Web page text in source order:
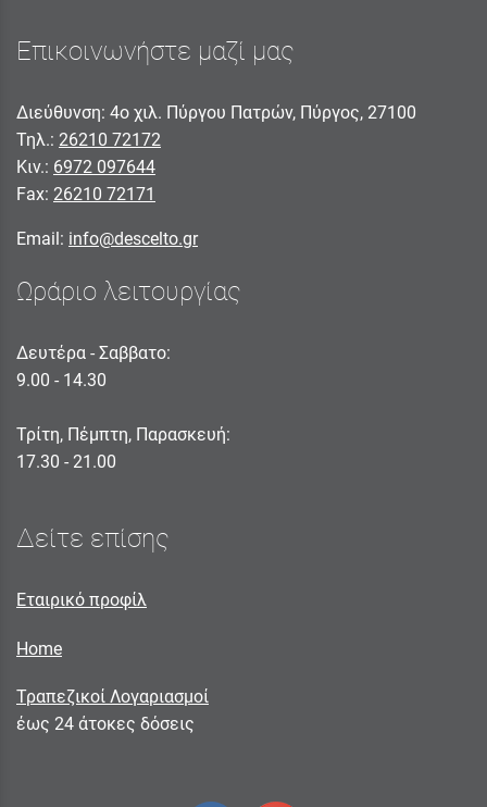
Επικοινωνήστε μαζί μας
Διεύθυνση: 4ο χιλ. Πύργου Πατρών, Πύργος, 27100
Τηλ.: 26210 72172
Κιν.: 6972 097644
Fax: 26210 72171
Email: info@descelto.gr
Ωράριο λειτουργίας
Δευτέρα - Σαββατο:
9.00 - 14.30
Τρίτη, Πέμπτη, Παρασκευή:
17.30 - 21.00
Δείτε επίσης
Εταιρικό προφίλ
Home
Τραπεζικοί Λογαριασμοί
έως 24 άτοκες δόσεις